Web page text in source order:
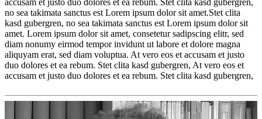
accusam et justo duo dolores et ea rebum. Stet clita kasd gubergren,
no sea takimata sanctus est Lorem ipsum dolor sit amet.Stet clita
kasd gubergren, no sea takimata sanctus est Lorem ipsum dolor sit
amet. Lorem ipsum dolor sit amet, consetetur sadipscing elitr, sed
diam nonumy eirmod tempor invidunt ut labore et dolore magna
aliquyam erat, sed diam voluptua. At vero eos et accusam et justo
duo dolores et ea rebum. Stet clita kasd gubergren, At vero eos et
accusam et justo duo dolores et ea rebum. Stet clita kasd gubergren,